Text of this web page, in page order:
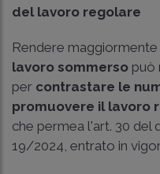
del lavoro regolare
Rendere
lavoro sommerso può
per contrastare le
promuovere il lavoro
che permea l'art. 30
19/2024, entrato in